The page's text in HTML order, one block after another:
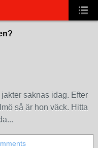
saknas idag. Efter
så är hon väck. Hitta